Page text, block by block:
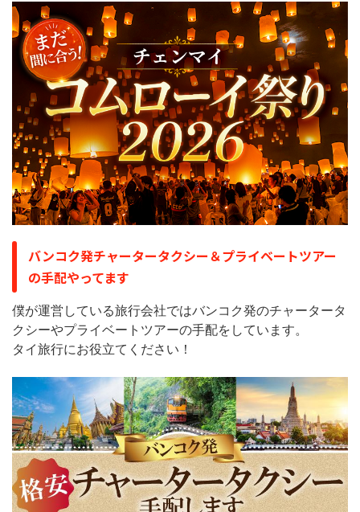
バンコク発チャータータクシー＆プライベートツアー
の手配やってます
僕が運営している旅行会社ではバンコク発のチャータータ
クシーやプライベートツアーの手配をしています。
タイ旅行にお役立てください！